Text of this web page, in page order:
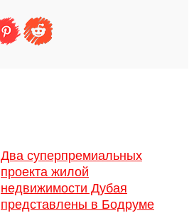
Два суперпремиальных
проекта жилой
недвижимости Дубая
представлены в Бодруме